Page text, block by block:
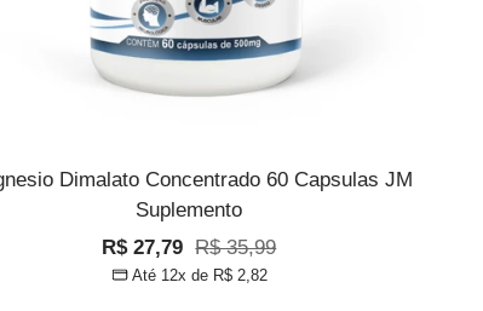
Dimalato Concentrado 60 Capsulas JM
Suplemento
Preço
promocional
R$ 27,79 Preço
normal
R$ 35,99
Até 12x de R$ 2,82